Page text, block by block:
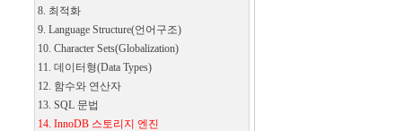
8. 최적화
9. Language Structure(언어구조)
10. Character Sets(Globalization)
11. 데이터형(Data Types)
12. 함수와 연산자
13. SQL 문법
14. InnoDB 스토리지 엔진